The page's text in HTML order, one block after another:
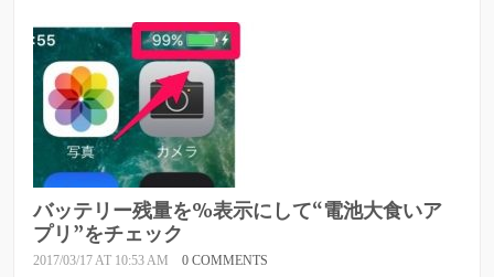
バッテリー残量を%表示にして“電池大食いア
プリ”をチェック
2017/03/17 AT 10:53 AM 0 COMMENTS